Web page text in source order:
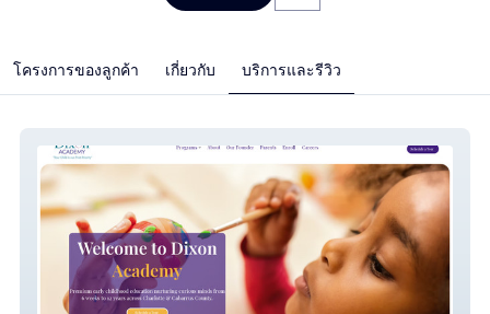
โครงการของลูกค้า เกี่ยวกับ บริการและรีวิว